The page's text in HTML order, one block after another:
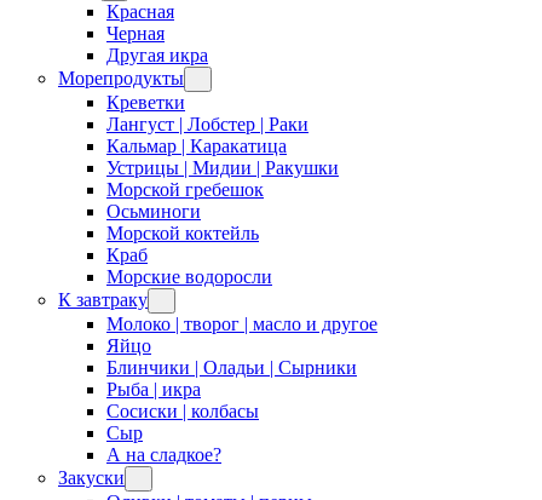
Красная
Черная
Другая икра
Морепродукты
Креветки
Лангуст | Лобстер | Раки
Кальмар | Каракатица
Устрицы | Мидии | Ракушки
Морской гребешок
Осьминоги
Морской коктейль
Краб
Морские водоросли
К завтраку
Молоко | творог | масло и другое
Яйцо
Блинчики | Оладьи | Сырники
Рыба | икра
Сосиски | колбасы
Сыр
А на сладкое?
Закуски